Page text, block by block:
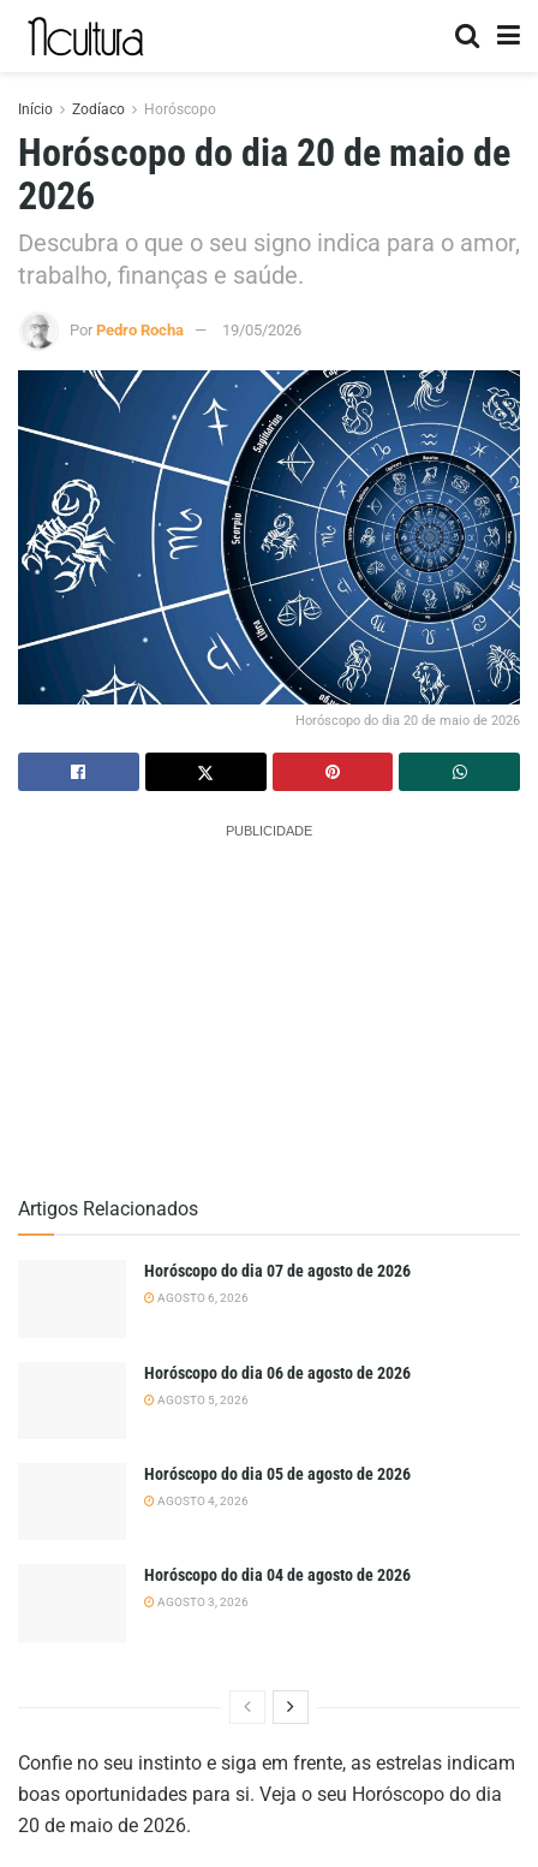
Início Zodíaco Horóscopo
Horóscopo do dia 20 de maio de
2026
Descubra o que o seu signo indica para o amor,
trabalho, finanças e saúde.
Por Pedro Rocha 19/05/2026
Horóscopo do dia 20 de maio de 2026
PUBLICIDADE
Artigos Relacionados
Horóscopo do dia 07 de agosto de 2026
AGOSTO 6, 2026
Horóscopo do dia 06 de agosto de 2026
AGOSTO 5, 2026
Horóscopo do dia 05 de agosto de 2026
AGOSTO 4, 2026
Horóscopo do dia 04 de agosto de 2026
AGOSTO 3, 2026
Confie no seu instinto e siga em frente, as estrelas indicam
boas oportunidades para si. Veja o seu Horóscopo do dia
20 de maio de 2026.